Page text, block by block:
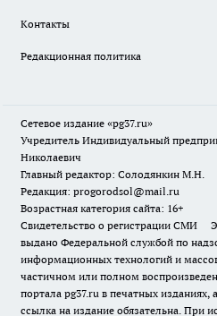
Контакты
Редакционная политика
Сетевое издание «pg37.ru»
Учредитель Индивидуальный
Николаевич
Главный редактор: Солодянкин М.Н.
Редакция: progorodsol@mail.ru
Возрастная категория сайта: 16+
Свидетельство о регистрации СМИ
выдано Федеральной службой по
информационных технологий и
частичном или полном
портала pg37.ru в печатных
ссылка на издание обязательна. При